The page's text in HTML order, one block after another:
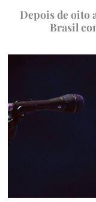
Depois de oito
Brasil